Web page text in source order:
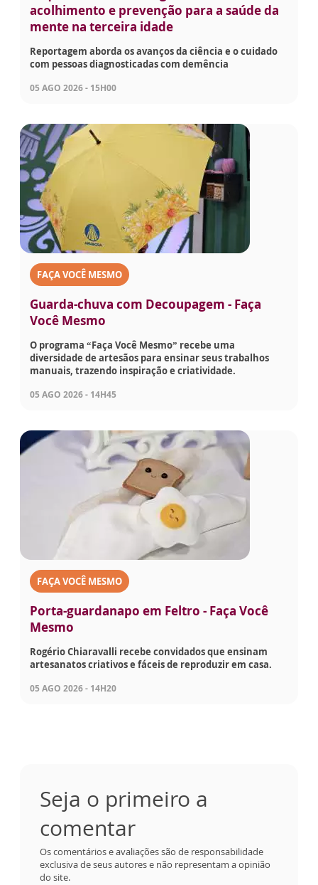
acolhimento e prevenção para a saúde da
mente na terceira idade
Reportagem aborda os avanços da ciência e o cuidado
com pessoas diagnosticadas com demência
05 AGO 2026 - 15H00
FAÇA VOCÊ MESMO
Guarda-chuva com Decoupagem - Faça
Você Mesmo
O programa “Faça Você Mesmo” recebe uma
diversidade de artesãos para ensinar seus trabalhos
manuais, trazendo inspiração e criatividade.
05 AGO 2026 - 14H45
FAÇA VOCÊ MESMO
Porta-guardanapo em Feltro - Faça Você
Mesmo
Rogério Chiaravalli recebe convidados que ensinam
artesanatos criativos e fáceis de reproduzir em casa.
05 AGO 2026 - 14H20
Seja o primeiro a
comentar
Os comentários e avaliações são de responsabilidade
exclusiva de seus autores e não representam a opinião
do site.